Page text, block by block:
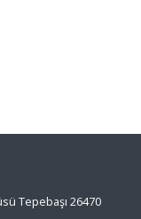
Tepebaşı 26470